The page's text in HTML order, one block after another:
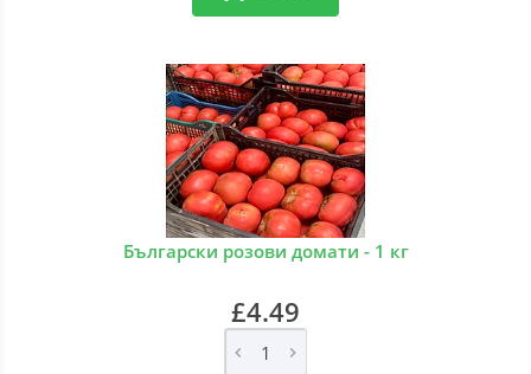
Български розови домати - 1 кг
£4.49